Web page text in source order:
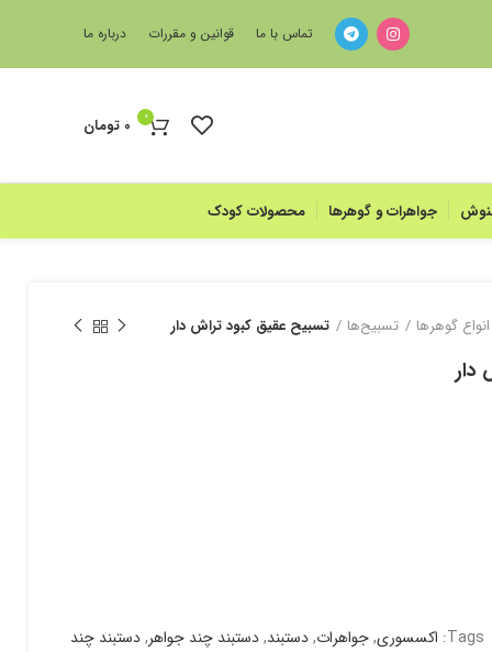
تماس با ما قوانین و مقررات درباره ما
0
0 تومان
جواهرات و گوهرها محصولات کودک
انواع گوهرها تسبیح‌ها تسبیح عقیق کبود تراش دار
دار
Tags: اکسسوری,جواهرات,دستبند,دستبند چند جواهر,دستبند چند